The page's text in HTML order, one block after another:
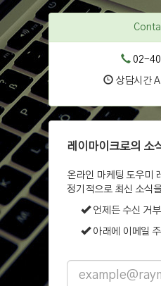
02-
상담시간
레이마이크로의 소
온라인 마케팅 도우미
정기적으로 최신 소식
언제든 수신 거
아래에 이메일